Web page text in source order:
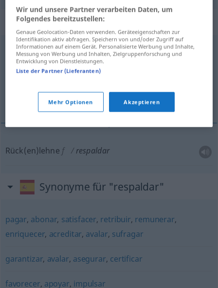
„respaldar“: masculino
respaldarm
Übersicht aller Übersetzungen
Rückenlehne
Rück(en)lehne f respaldar
Synonyme für "respaldar"
pagar, abonar, satisfacer, retribuir, remunerar,
enriquecer, acreditar, avalar, sufragar
garantizar, avalar, asegurar, certificar
favorecer, apoyar, impulsar
Wir und unsere Partner verarbeiten Daten, um
Folgendes bereitzustellen:
Genaue Geolocation-Daten verwenden. Geräteeigenschaften zur
Identifikation aktiv abfragen. Speichern von und/oder Zugriff auf
Informationen auf einem Gerät. Personalisierte Werbung und Inhalte,
Messung von Werbung und Inhalten, Zielgruppenforschung und
Entwicklung von Dienstleistungen.
Liste der Partner (Lieferanten)
Mehr Optionen Akzeptieren